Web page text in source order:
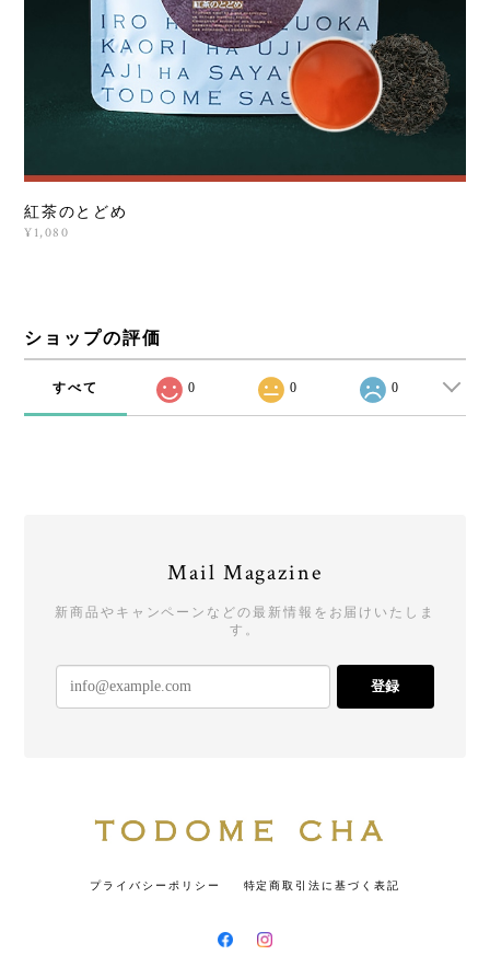
紅茶のとどめ
¥1,080
ショップの評価
すべて 0 0 0
Mail Magazine
新商品やキャンペーンなどの最新情報をお届けいたしま
す。
登録
プライバシーポリシー 特定商取引法に基づく表記